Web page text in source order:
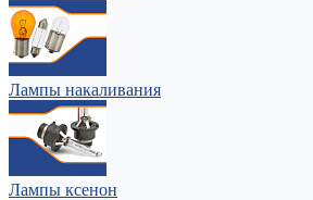
Лампы накаливания
Лампы ксенон